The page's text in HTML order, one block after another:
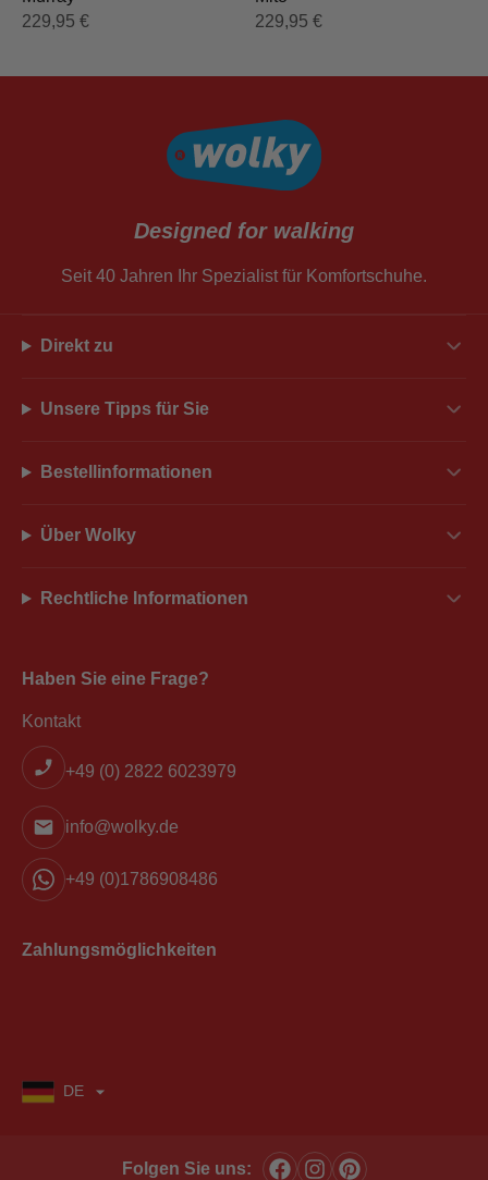
229,95 €
229,95 €
Designed for walking
Seit 40 Jahren Ihr Spezialist für Komfortschuhe.
Direkt zu
Unsere Tipps für Sie
Bestellinformationen
Über Wolky
Rechtliche Informationen
Haben Sie eine Frage?
Kontakt
+49 (0) 2822 6023979
info@wolky.de
+49 (0)1786908486
Zahlungsmöglichkeiten
DE
Folgen Sie uns: